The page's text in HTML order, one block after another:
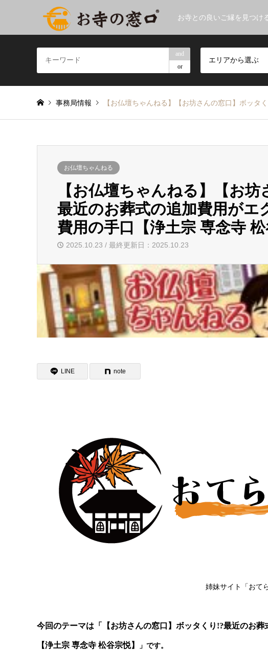
お寺との良いご縁を見つけ
and
or
エリアから選ぶ
事務局情報 【お仏壇ちゃんねる】【お坊さんの窓口】ボッ
お仏壇ちゃんねる
【お仏壇ちゃんねる】【お
最近のお葬式の追加費用が
費用の手口【浄土宗 専念寺 松
2025.10.23 / 最終更新日：2025.10.23
LINE note
姉妹サイト「おて
今回のテーマは「【お坊さんの窓口】ボッタくり!?最近のお
【浄土宗 専念寺 松谷宗悦】 」です。